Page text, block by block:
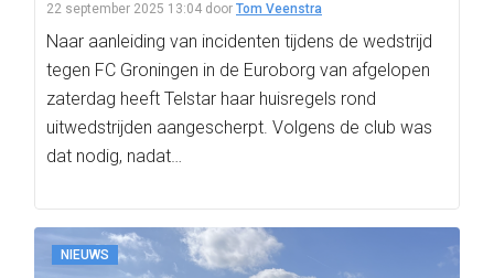
22 september 2025 13:04 door Tom Veenstra
Naar aanleiding van incidenten tijdens de wedstrijd
tegen FC Groningen in de Euroborg van afgelopen
zaterdag heeft Telstar haar huisregels rond
uitwedstrijden aangescherpt. Volgens de club was
dat nodig, nadat…
NIEUWS